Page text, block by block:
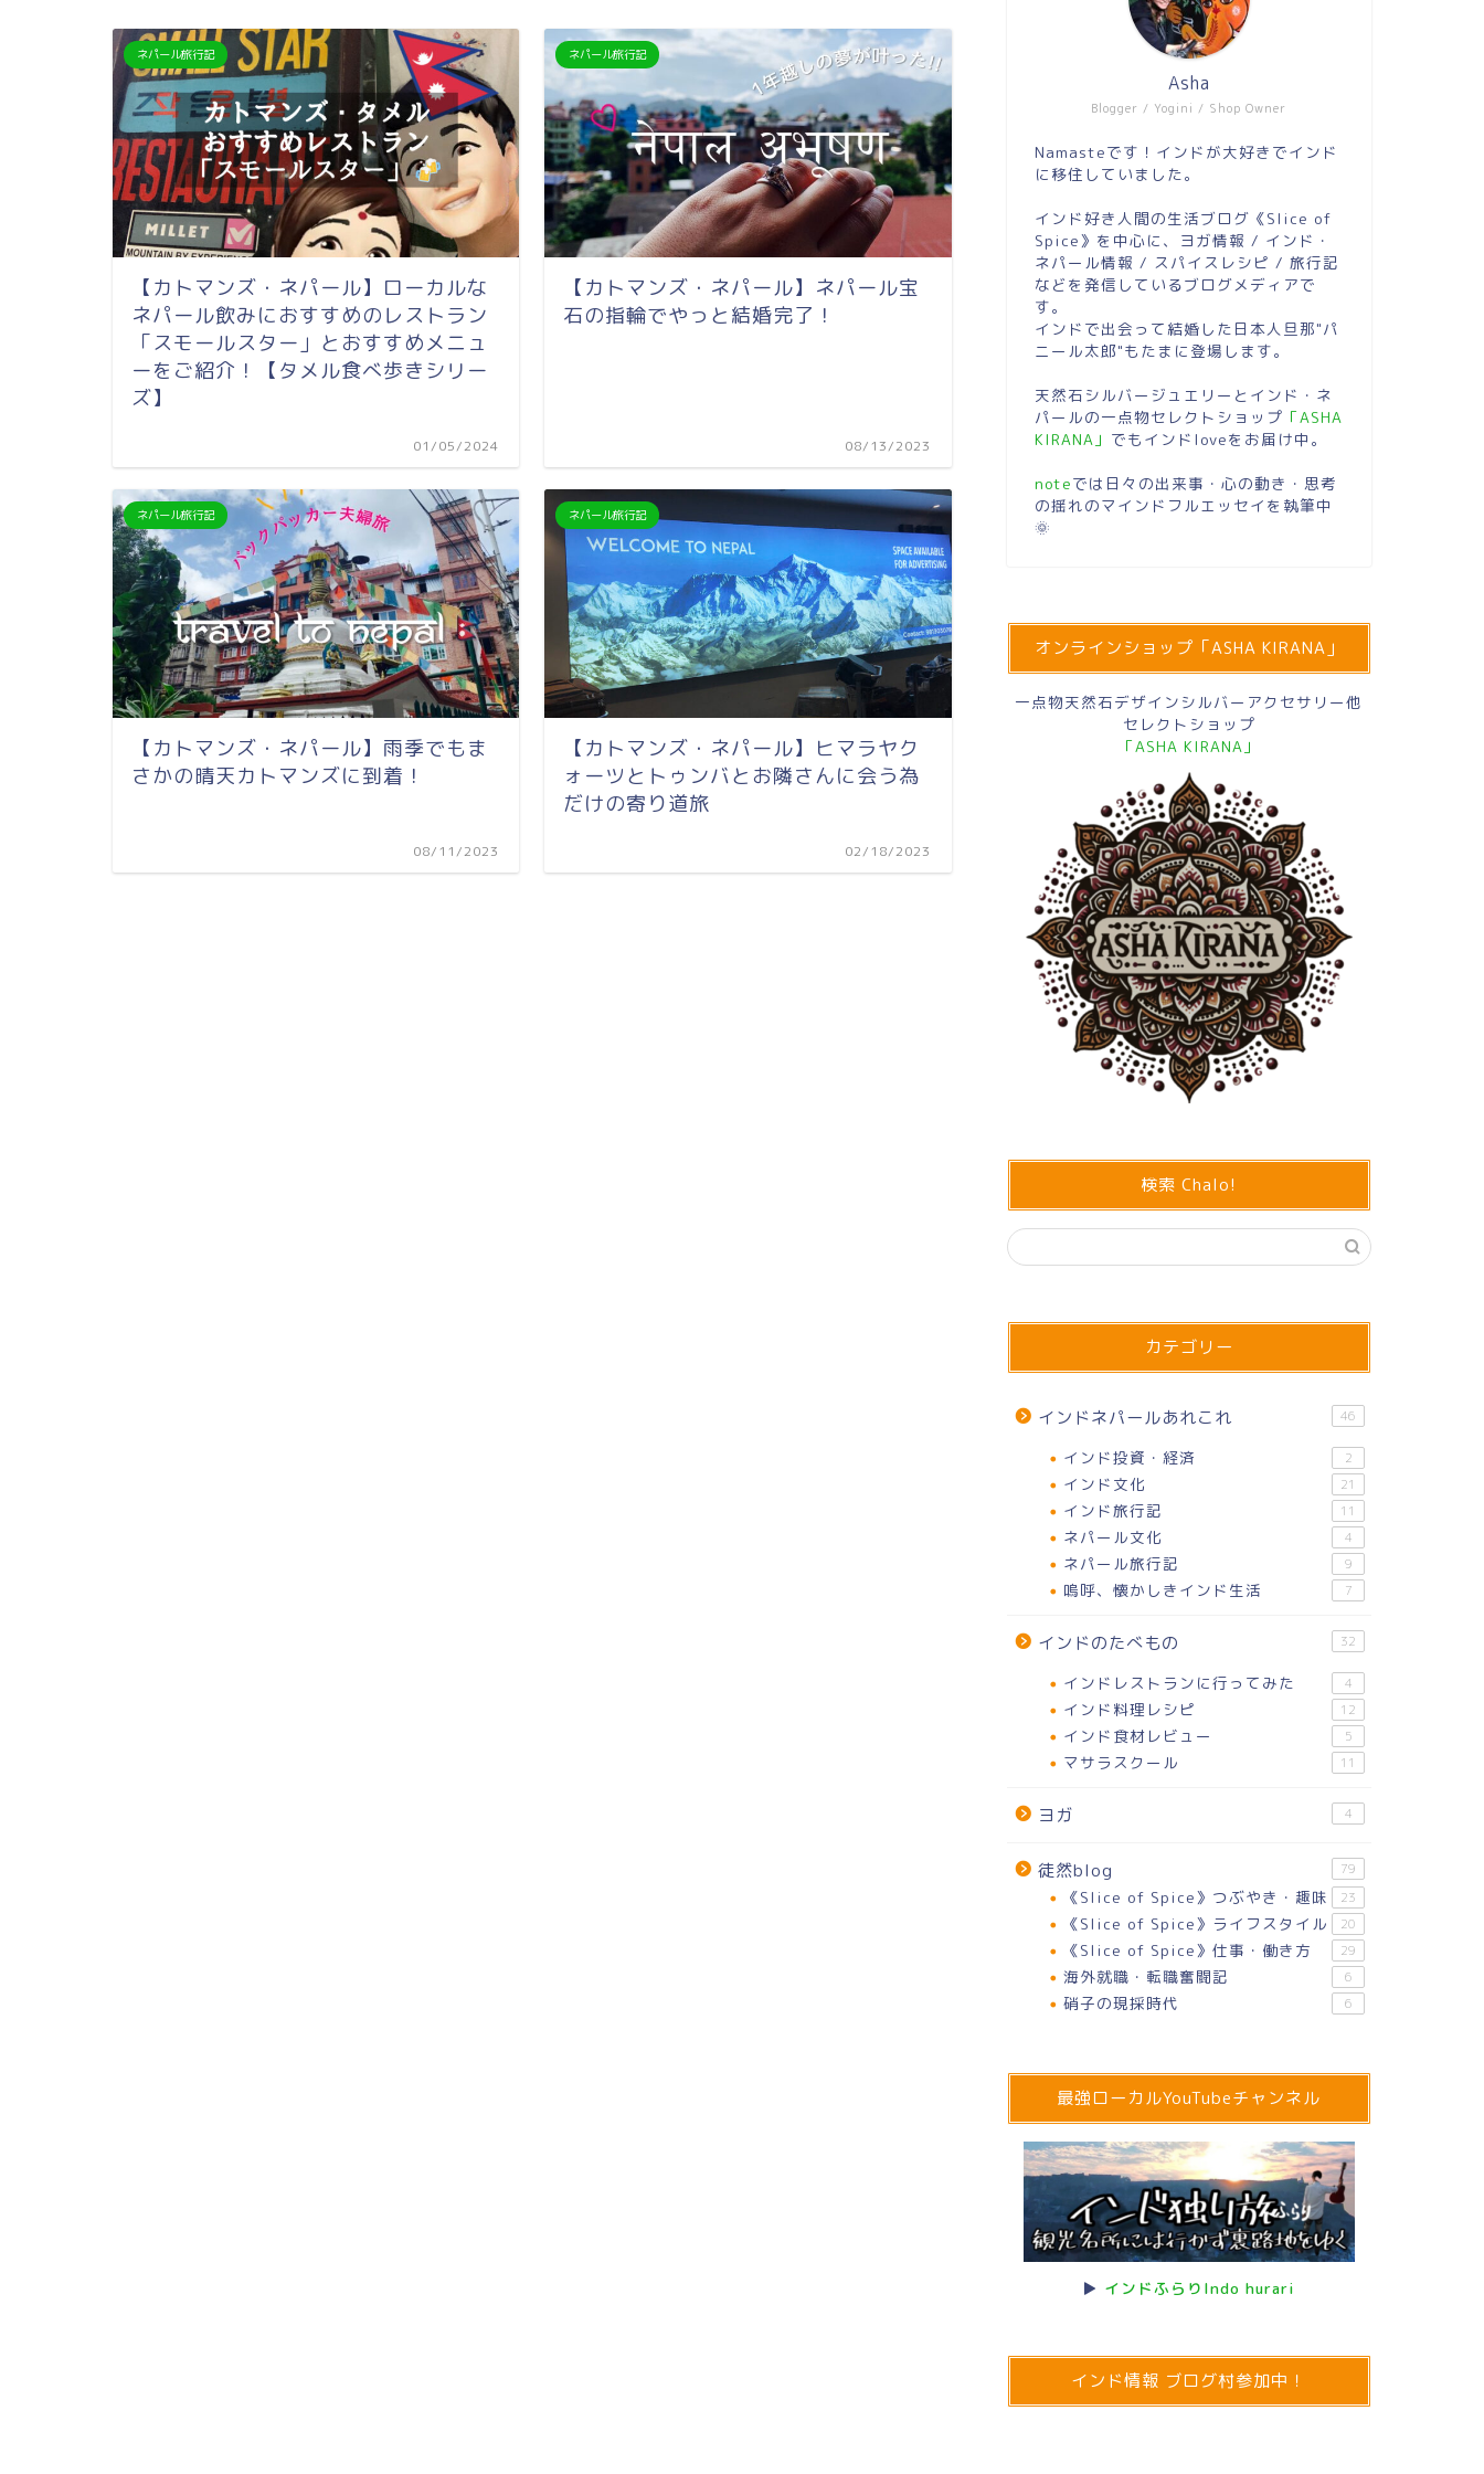
ネパール旅行記
【カトマンズ・ネパール】ローカルな
ネパール飲みにおすすめのレストラン
「スモールスター」とおすすめメニュ
ーをご紹介！【タメル食べ歩きシリー
ズ】
01/05/2024
ネパール旅行記
【カトマンズ・ネパール】ネパール宝
石の指輪でやっと結婚完了！
08/13/2023
ネパール旅行記
【カトマンズ・ネパール】雨季でもま
さかの晴天カトマンズに到着！
08/11/2023
ネパール旅行記
【カトマンズ・ネパール】ヒマラヤク
ォーツとトゥンバとお隣さんに会う為
だけの寄り道旅
02/18/2023
Blogger / Yogini / Shop Owner
Asha
Namasteです！インドが大好きでインド
に移住していました。
インド好き人間の生活ブログ《Slice of
Spice》を中心に、ヨガ情報 / インド・
ネパール情報 / スパイスレシピ / 旅行記
などを発信しているブログメディアで
す。
インドで出会って結婚した日本人旦那"パ
ニール太郎"もたまに登場します。
天然石シルバージュエリーとインド・ネ
パールの一点物セレクトショップ 「ASHA
KIRANA」 でもインドloveをお届け中。
noteでは日々の出来事・心の動き・思考
の揺れのマインドフルエッセイを執筆中
🌞
オンラインショップ「ASHA KIRANA」
一点物天然石デザインシルバーアクセサリー他
セレクトショップ
「ASHA KIRANA」
検索 Chalo!
カテゴリー
インドネパールあれこれ 46
インド投資・経済 2
インド文化 21
インド旅行記 11
ネパール文化 4
ネパール旅行記 9
嗚呼、懐かしきインド生活 7
インドのたべもの 32
インドレストランに行ってみた 4
インド料理レシピ 12
インド食材レビュー 5
マサラスクール 11
ヨガ 4
徒然blog 79
《Slice of Spice》つぶやき・趣味 23
《Slice of Spice》ライフスタイル 20
《Slice of Spice》仕事・働き方 29
海外就職・転職奮闘記 6
硝子の現採時代 6
最強ローカルYouTubeチャンネル
▶ インドふらりIndo hurari
インド情報 ブログ村参加中！